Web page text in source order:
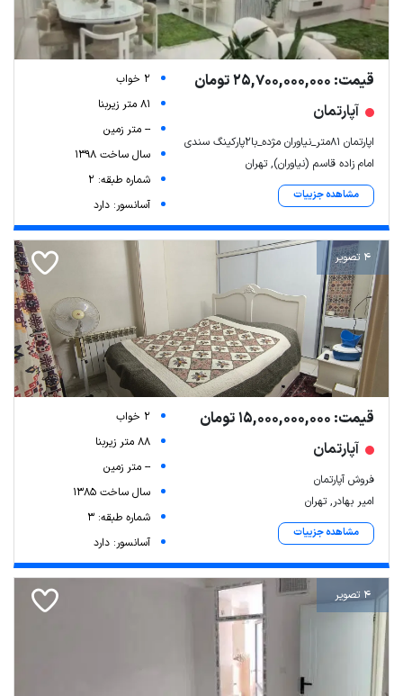
قیمت: 25,700,000,000 تومان
آپارتمان
اپارتمان ۸۱متر_نیاوران مژده_با۲پارکینگ سندی
امام زاده قاسم (نیاوران), تهران
مشاهده جزییات
2 خواب
81 متر زیربنا
-- متر زمین
سال ساخت 1398
شماره طبقه: 2
آسانسور: دارد
4 تصویر
قیمت: 15,000,000,000 تومان
آپارتمان
فروش آپارتمان
امیر بهادر, تهران
مشاهده جزییات
2 خواب
88 متر زیربنا
-- متر زمین
سال ساخت 1385
شماره طبقه: 3
آسانسور: دارد
4 تصویر